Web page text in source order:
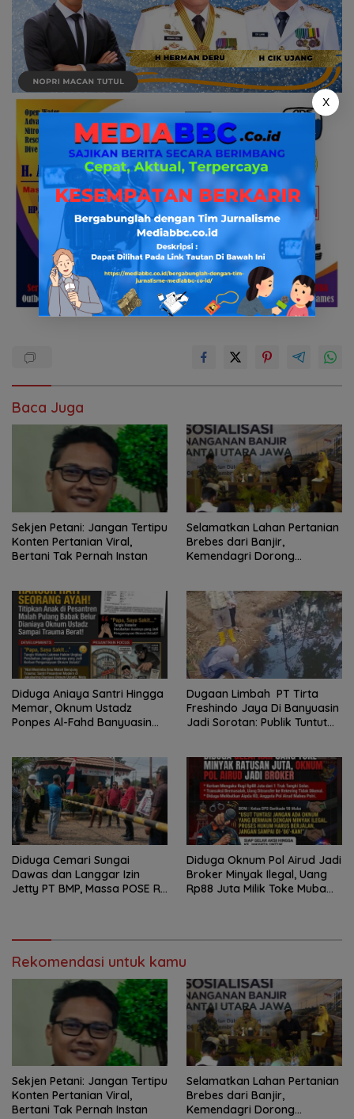
Baca Juga
Sekjen Petani: Jangan Tertipu
Konten Pertanian Viral,
Bertani Tak Pernah Instan
Selamatkan Lahan Pertanian
Brebes dari Banjir,
Kemendagri Dorong
Diduga Aniaya Santri Hingga
Memar, Oknum Ustadz
Ponpes Al-Fahd Banyuasin
Dugaan Limbah PT Tirta
Freshindo Jaya Di Banyuasin
Jadi Sorotan: Publik Tuntut
Diduga Cemari Sungai
Dawas dan Langgar Izin
Jetty PT BMP, Massa POSE RI
Diduga Oknum Pol Airud Jadi
Broker Minyak Ilegal, Uang
Rp88 Juta Milik Toke Muba
Rekomendasi untuk kamu
Sekjen Petani: Jangan Tertipu
Konten Pertanian Viral,
Bertani Tak Pernah Instan
Selamatkan Lahan Pertanian
Brebes dari Banjir,
Kemendagri Dorong
X